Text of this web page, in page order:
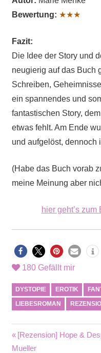
Bewertung: ★★★
Fazit:
Die Idee der Story und
neugierig auf das Buch
Schreiben,
ein spannendes und
fantastischen Story,
etwas fehlt. Am Ende
und aufgelöst, dennoch
(Habe das Buch vorab
meine Meinung aber
hier geht’s
180Gefällt mir
DYSTOPIE EROTIK
LIEBESROMAN
Vorheriger
Beitrag:
[Rezension] Hope &
Mueller